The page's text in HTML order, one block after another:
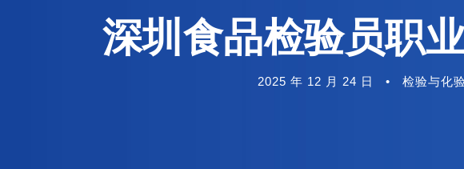
深圳食品检验员职
2025 年 12 月 24 日 • 检验与化